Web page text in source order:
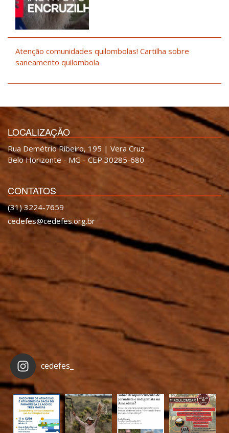
Atenção comunidades quilombolas! Cartilha sobre
saneamento quilombola
LOCALIZAÇÃO
Rua Demétrio Ribeiro, 195 | Vera Cruz
Belo Horizonte - MG - CEP 30285-680
CONTATOS
(31) 3224-7659
cedefes@cedefes.org.br
cedefes_